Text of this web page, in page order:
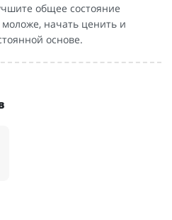
общее состояние
моложе, начать ценить и
основе.